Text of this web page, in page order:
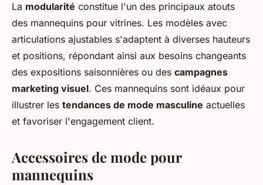
La modularité constitue l'un des principaux atouts
des mannequins pour vitrines. Les modèles avec
articulations ajustables s'adaptent à diverses hauteurs
et positions, répondant ainsi aux besoins changeants
des expositions saisonnières ou des campagnes
marketing visuel. Ces mannequins sont idéaux pour
illustrer les tendances de mode masculine actuelles
et favoriser l'engagement client.
Accessoires de mode pour
mannequins